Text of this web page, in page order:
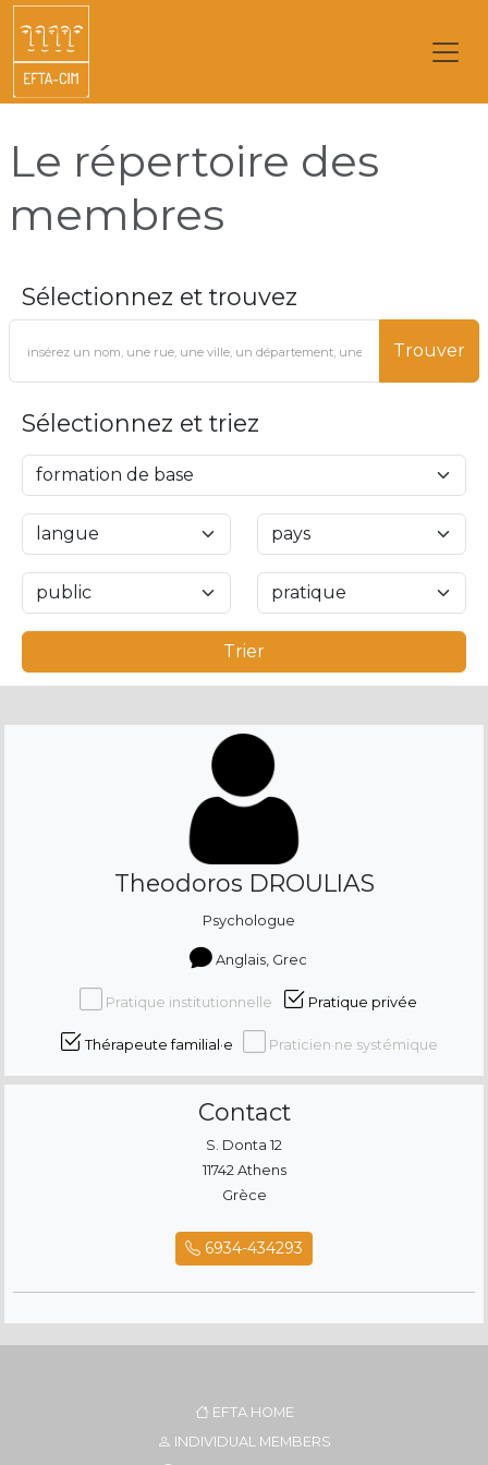
Le répertoire des
membres
Sélectionnez et trouvez
Trouver
Sélectionnez et triez
Trier
Theodoros DROULIAS
Psychologue
Anglais, Grec
Pratique institutionnelle Pratique privée
Thérapeute familial·e Praticien·ne systémique
Contact
S. Donta 12
11742 Athens
Grèce
6934-434293
EFTA HOME
INDIVIDUAL MEMBERS